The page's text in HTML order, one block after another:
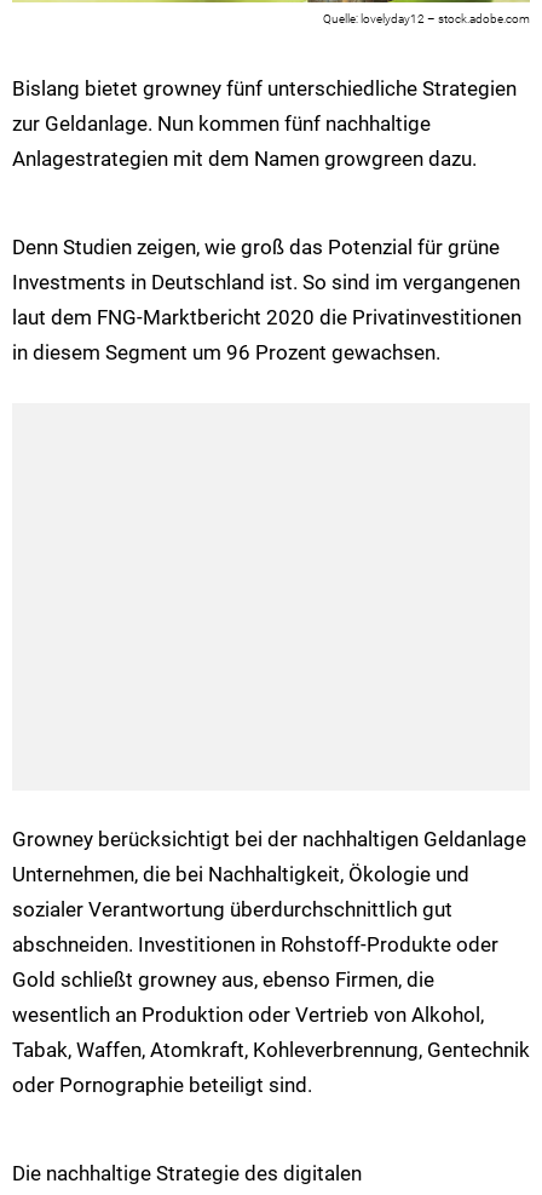
lovelyday12 – stock.adobe.com
Bislang bietet growney fünf unterschiedliche Strategien
zur Geldanlage. Nun kommen fünf nachhaltige
Anlagestrategien mit dem Namen growgreen dazu.
Denn Studien zeigen, wie groß das Potenzial für grüne
Investments in Deutschland ist. So sind im vergangenen
laut dem FNG-Marktbericht 2020 die Privatinvestitionen
in diesem Segment um 96 Prozent gewachsen.
Growney berücksichtigt bei der nachhaltigen Geldanlage
Unternehmen, die bei Nachhaltigkeit, Ökologie und
sozialer Verantwortung überdurchschnittlich gut
abschneiden. Investitionen in Rohstoff-Produkte oder
Gold schließt growney aus, ebenso Firmen, die
wesentlich an Produktion oder Vertrieb von Alkohol,
Tabak, Waffen, Atomkraft, Kohleverbrennung, Gentechnik
oder Pornographie beteiligt sind.
Die nachhaltige Strategie des digitalen